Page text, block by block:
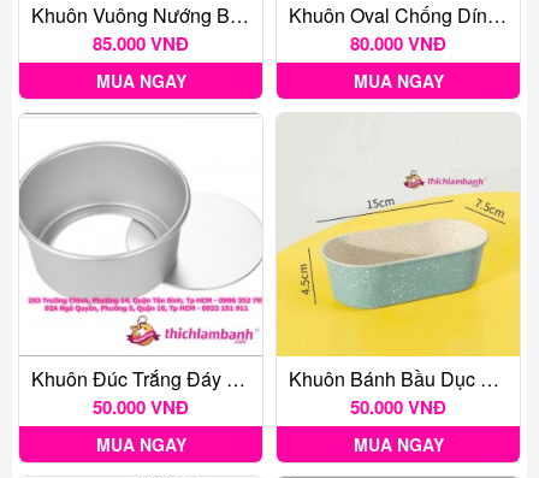
Khuôn Vuông Nướng Bánh Chống Dính 28cm
85.000 VNĐ
MUA NGAY
Khuôn Oval Chống Dính UNIBAKER MB217
80.000 VNĐ
MUA NGAY
Khuôn Đúc Trắng Đáy Rời 5 Inc
50.000 VNĐ
MUA NGAY
Khuôn Bánh Bầu Dục 15cm
50.000 VNĐ
MUA NGAY